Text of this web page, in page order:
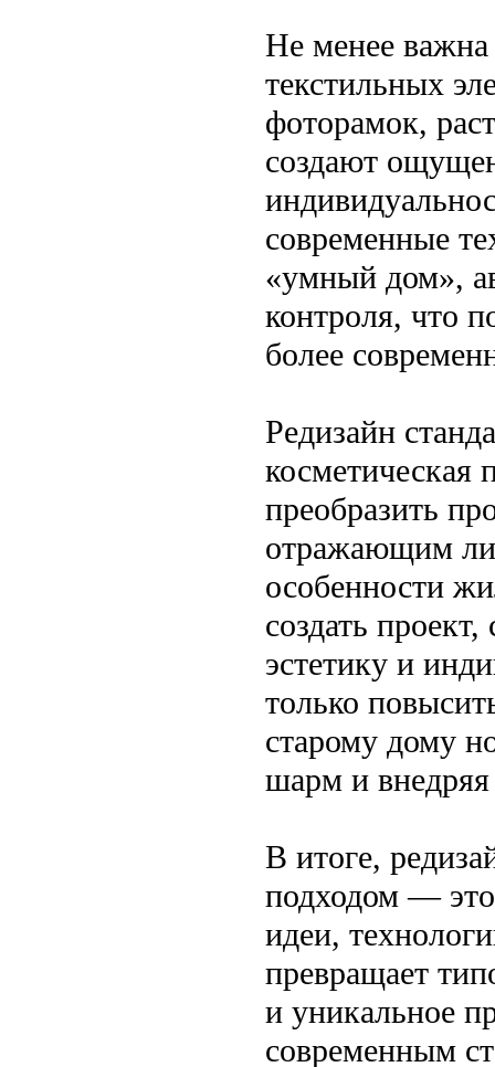
Не менее важна
текстильных
фоторамок,
создают
современные
«умный дом»,
контроля, что
более
Редизайн
косметическая
преобразить
отражающим
особенности
создать
эстетику и
только
старому дому
шарм и внедряя
В итоге,
подходом — это
идеи,
превращает
и уникальное
современным